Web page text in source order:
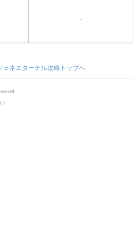
-
ェネエターナル攻略トップへ
ト